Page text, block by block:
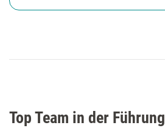
Top Team in der Führung